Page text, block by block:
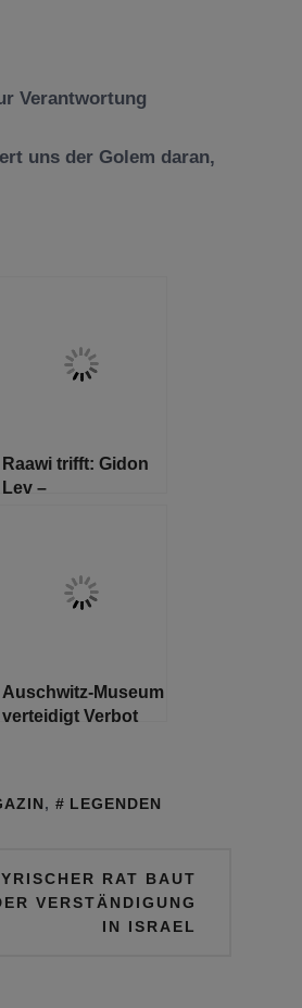
Verantwortung
uns der Golem daran,
Raawi trifft: Gidon
Lev –
Auschwitz-Museum
verteidigt Verbot
, LEGENDEN
RAT BAUT
VERSTÄNDIGUNG
IN ISRAEL